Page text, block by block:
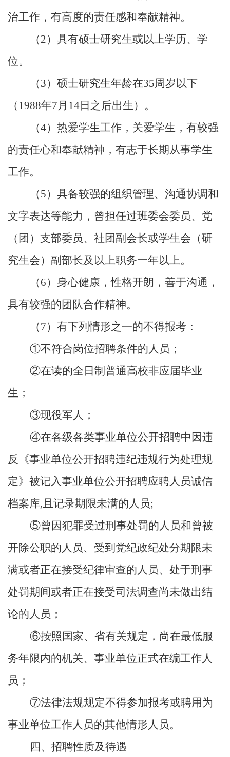
治工作，有高度的责任感和奉献精神。
（2）具有硕士研究生或以上学历、学
位。
（3）硕士研究生年龄在35周岁以下
（ 1988年7月 14日之后出生）。
（4）热爱学生工作，关爱学生，有较强
的责任心和奉献精神，有志于长期从事学生
工作。
（5）具备较强的组织管理、沟通协调和
文字表达等能力，曾担任过班委会委员、党
（团）支部委员、社团副会长或学生会（研
究生会）副部长及以上职务一年以上。
（6）身心健康，性格开朗，善于沟通，
具有较强的团队合作精神。
（7）有下列情形之一的不得报考：
①不符合岗位招聘条件的人员；
②在读的全日制普通高校非应届毕业
生；
③现役军人；
④在各级各类事业单位公开招聘中因违
反《事业单位公开招聘违纪违规行为处理规
定》被记入事业单位公开招聘应聘人员诚信
档案库, 且记录期限未满的人员;
⑤曾因犯罪受过刑事处罚的人员和曾被
开除公职的人员、受到党纪政纪处分期限未
满或者正在接受纪律审查的人员、处于刑事
处罚期间或者正在接受司法调查尚未做出结
论的人员；
⑥按照国家、省有关规定，尚在最低服
务年限内的机关、事业单位正式在编工作人
员；
⑦法律法规规定不得参加报考或聘用为
事业单位工作人员的其他情形人员。
四、招聘性质及待遇